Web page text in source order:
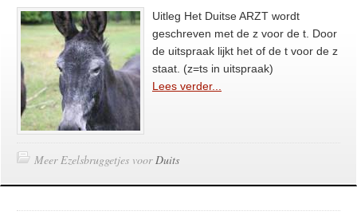
Uitleg Het Duitse ARZT wordt
geschreven met de z voor de t. Door
de uitspraak lijkt het of de t voor de z
staat. (z=ts in uitspraak)
Lees verder...
Meer Ezelsbruggetjes voorDuits